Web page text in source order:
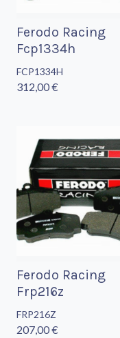
Ferodo Racing
Fcp1334h
FCP1334H
312,00 €
Ferodo Racing
Frp216z
FRP216Z
207,00 €